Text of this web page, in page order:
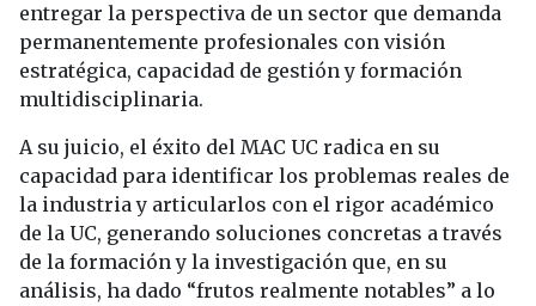
entregar la perspectiva de un sector que demanda
permanentemente profesionales con visión
estratégica, capacidad de gestión y formación
multidisciplinaria.
A su juicio, el éxito del MAC UC radica en su
capacidad para identificar los problemas reales de
la industria y articularlos con el rigor académico
de la UC, generando soluciones concretas a través
de la formación y la investigación que, en su
análisis, ha dado “frutos realmente notables” a lo